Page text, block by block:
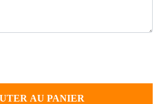
AU PANIER